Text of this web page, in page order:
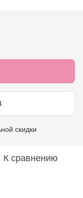
скидки
К сравнению